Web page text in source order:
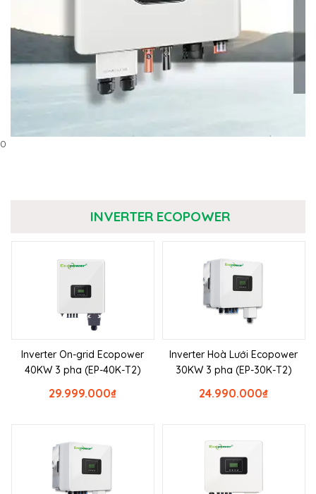
0
INVERTER ECOPOWER
Inverter On-grid Ecopower
40KW 3 pha (EP-40K-T2)
₫
29.999.000
Inverter Hoà Lưới Ecopower
30KW 3 pha (EP-30K-T2)
₫
24.990.000